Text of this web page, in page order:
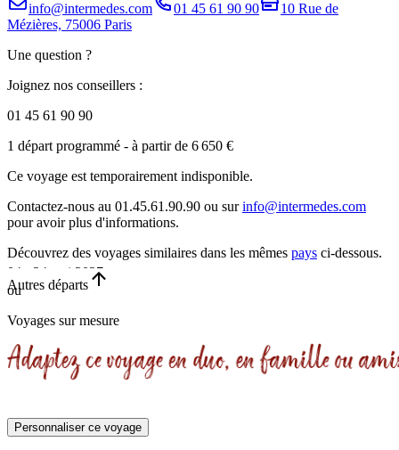
info@intermedes.com 01 45 61 90 90
10 Rue de
Mézières, 75006 Paris
Une question ?
Joignez nos conseillers :
01 45 61 90 90
1 départ programmé - à partir de 6 650 €
Ce voyage est temporairement indisponible.
Contactez-nous au 01.45.61.90.90 ou surinfo@intermedes.com
pour avoir plus d'informations.
Découvrez des voyages similaires dans les mêmes pays ci-dessous.
04 - 24 mai 2027
21 jours
Autres départs
ou
Voyages sur mesure
Personnaliser ce voyage